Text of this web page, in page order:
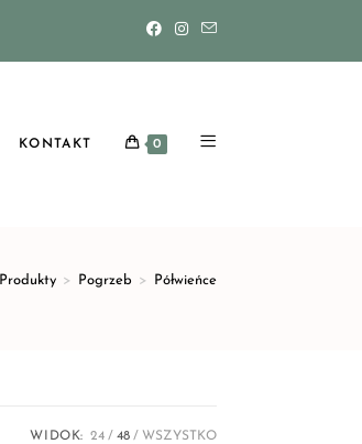
KONTAKT 0
Produkty > Pogrzeb > Półwieńce
WIDOK: 24 48 WSZYSTKO